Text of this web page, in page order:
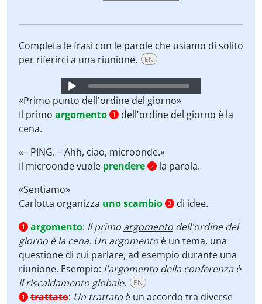
Completa le frasi con le parole che usiamo di solito
per riferirci a una riunione.
EN
Audio
Player
«Primo punto dell'ordine del giorno»
Il primo argomento 1
dell'ordine del giorno è la
cena.
«– PING. – Ahh, ciao, microonde.»
Il microonde vuole prendere 2
la parola.
«Sentiamo»
Carlotta organizza uno scambio 3 di idee.
1 argomento: Il primo argomento dell'ordine del
giorno è la cena. Un argomento è un tema, una
questione di cui parlare, ad esempio durante una
riunione. Esempio: l'argomento della conferenza è
il riscaldamento globale.
EN
1 trattato: Un trattato è un accordo tra diverse